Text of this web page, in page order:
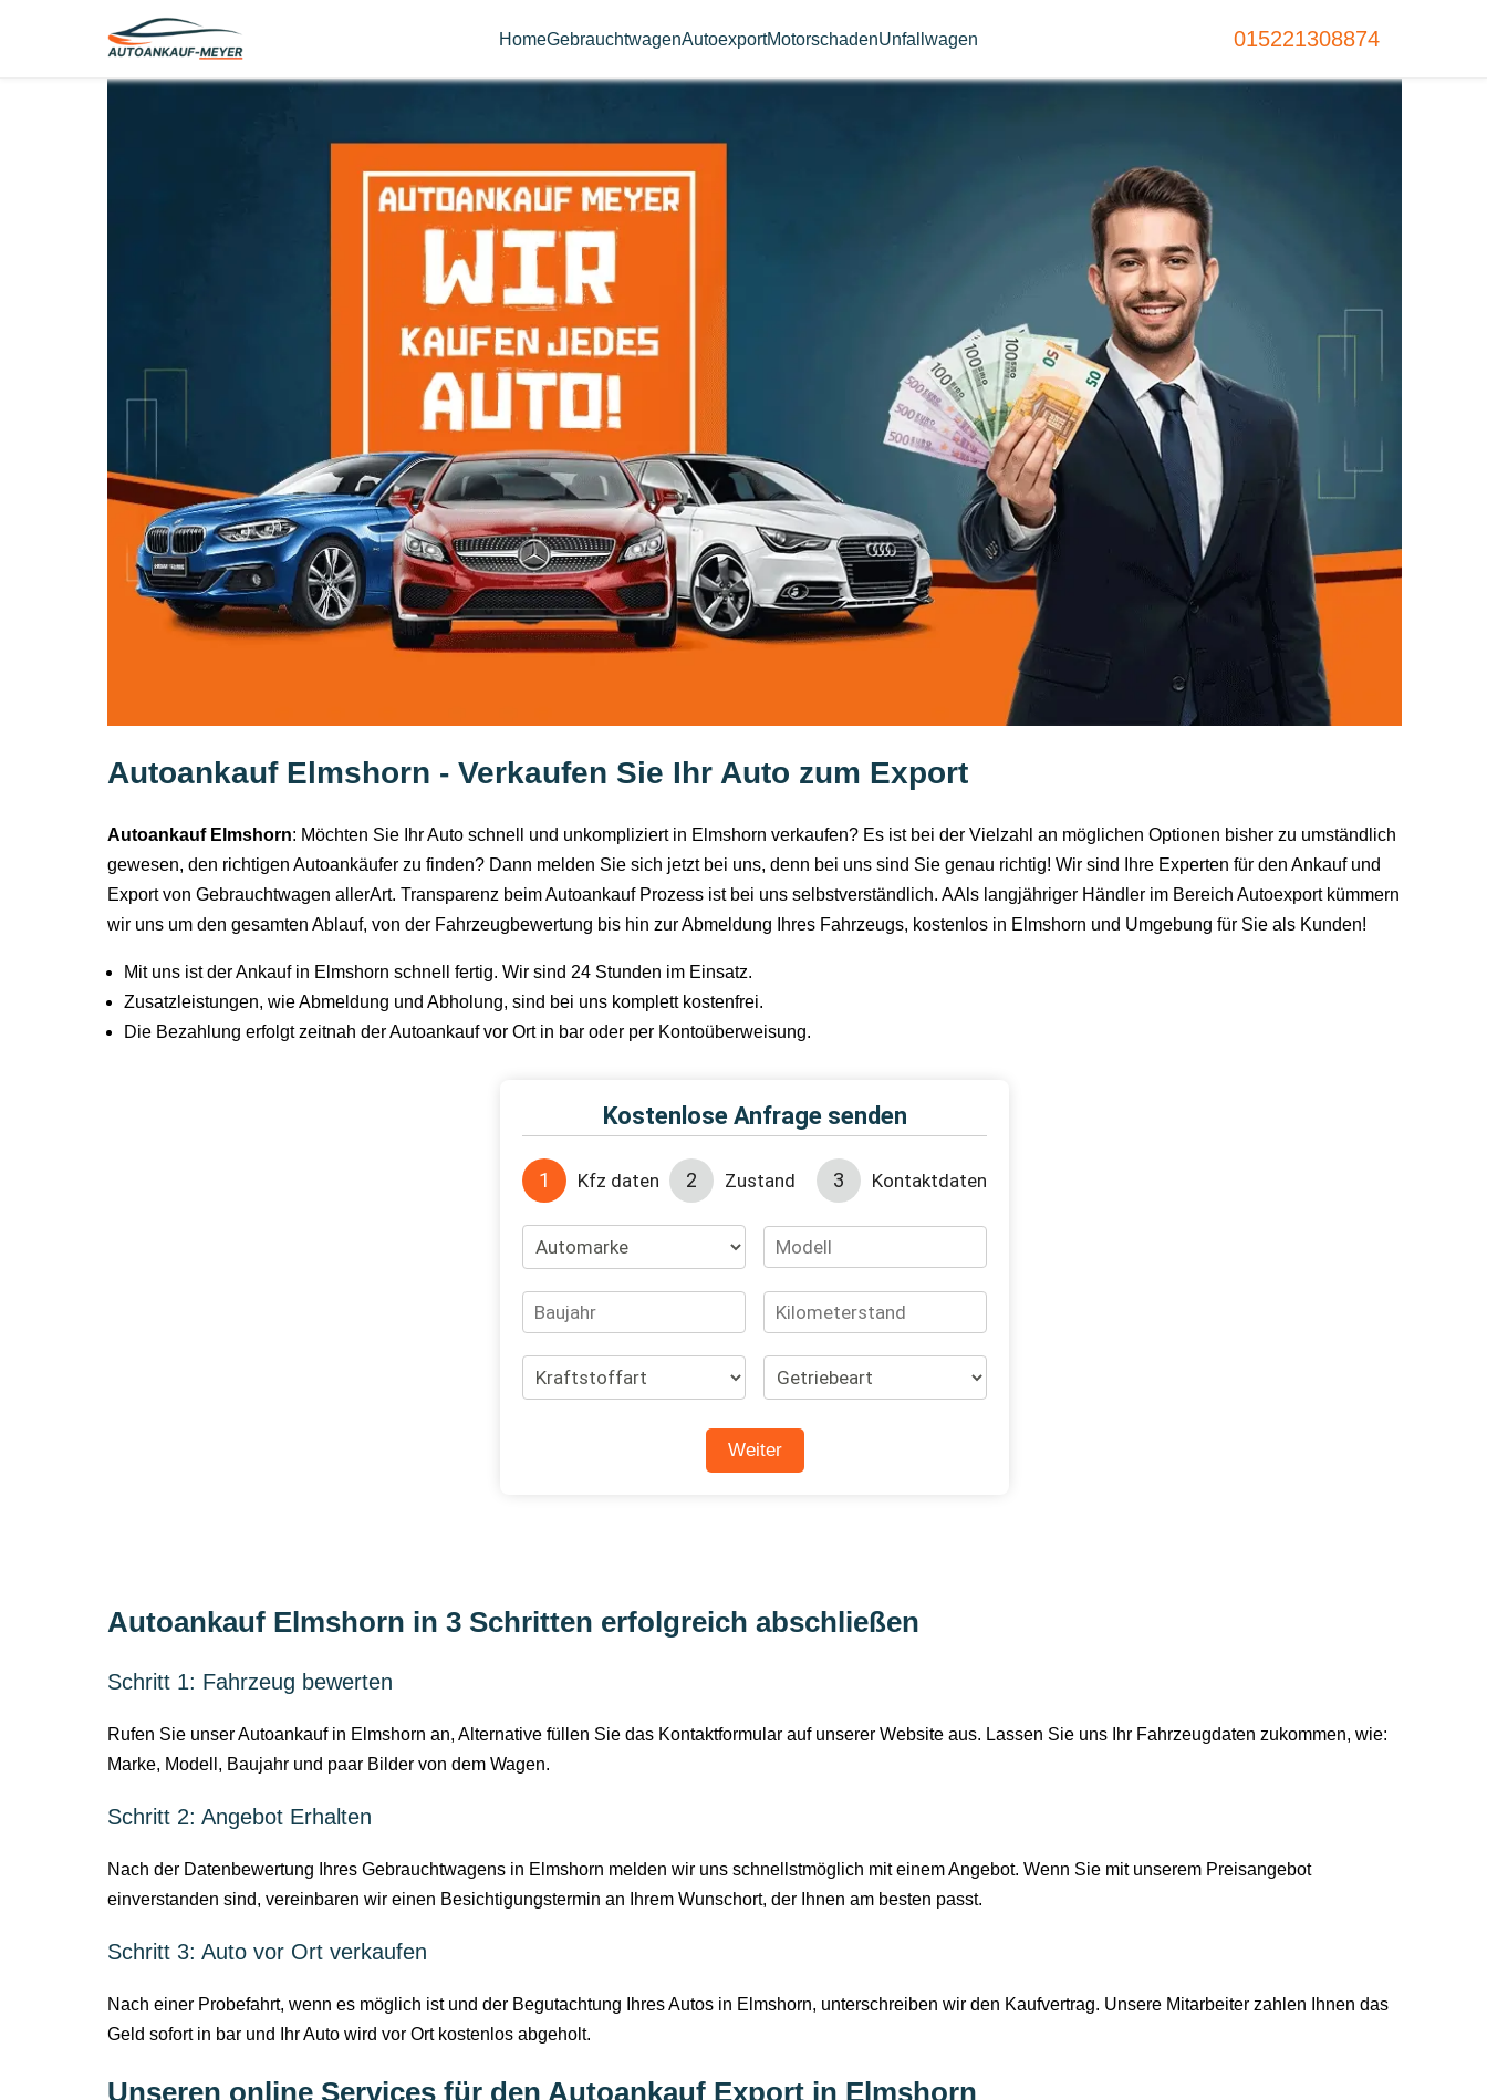
HomeGebrauchtwagenAutoexportMotorschadenUnfallwagen 015221308874
Autoankauf Elmshorn - Verkaufen Sie Ihr Auto zum Export
Autoankauf Elmshorn: Möchten Sie Ihr Auto schnell und unkompliziert in Elmshorn verkaufen? Es ist bei der Vielzahl an möglichen Optionen bisher zu umständlich
gewesen, den richtigen Autoankäufer zu finden? Dann melden Sie sich jetzt bei uns, denn bei uns sind Sie genau richtig! Wir sind Ihre Experten für den Ankauf und
Export von Gebrauchtwagen allerArt. Transparenz beim Autoankauf Prozess ist bei uns selbstverständlich. AAls langjähriger Händler im Bereich Autoexport kümmern
wir uns um den gesamten Ablauf, von der Fahrzeugbewertung bis hin zur Abmeldung Ihres Fahrzeugs, kostenlos in Elmshorn und Umgebung für Sie als Kunden!
Mit uns ist der Ankauf in Elmshorn schnell fertig. Wir sind 24 Stunden im Einsatz.
Zusatzleistungen, wie Abmeldung und Abholung, sind bei uns komplett kostenfrei.
Die Bezahlung erfolgt zeitnah der Autoankauf vor Ort in bar oder per Kontoüberweisung.
Autoankauf Elmshorn in 3 Schritten erfolgreich abschließen
Schritt 1: Fahrzeug bewerten
Rufen Sie unser Autoankauf in Elmshorn an, Alternative füllen Sie das Kontaktformular auf unserer Website aus. Lassen Sie uns Ihr Fahrzeugdaten zukommen, wie:
Marke, Modell, Baujahr und paar Bilder von dem Wagen.
Schritt 2: Angebot Erhalten
Nach der Datenbewertung Ihres Gebrauchtwagens in Elmshorn melden wir uns schnellstmöglich mit einem Angebot. Wenn Sie mit unserem Preisangebot
einverstanden sind, vereinbaren wir einen Besichtigungstermin an Ihrem Wunschort, der Ihnen am besten passt.
Schritt 3: Auto vor Ort verkaufen
Nach einer Probefahrt, wenn es möglich ist und der Begutachtung Ihres Autos in Elmshorn, unterschreiben wir den Kaufvertrag. Unsere Mitarbeiter zahlen Ihnen das
Geld sofort in bar und Ihr Auto wird vor Ort kostenlos abgeholt.
Unseren online Services für den Autoankauf Export in Elmshorn